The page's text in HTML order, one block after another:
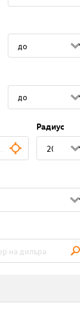
Радиус